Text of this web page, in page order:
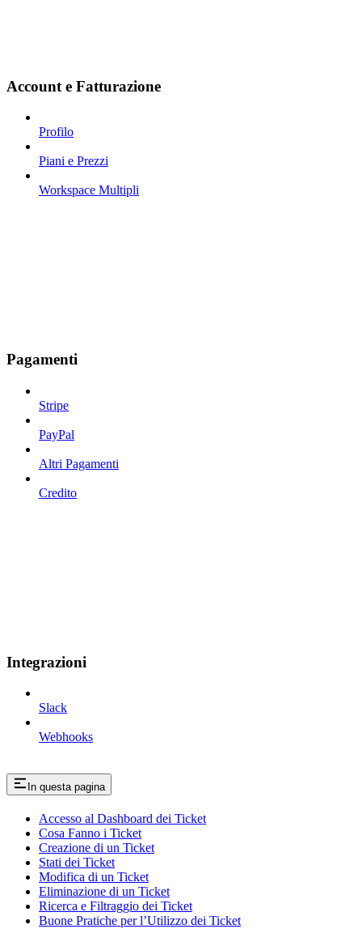
Account e Fatturazione
Profilo
Piani e Prezzi
Workspace Multipli
Pagamenti
Stripe
PayPal
Altri Pagamenti
Credito
Integrazioni
Slack
Webhooks
In questa pagina
Accesso al Dashboard dei Ticket
Cosa Fanno i Ticket
Creazione di un Ticket
Stati dei Ticket
Modifica di un Ticket
Eliminazione di un Ticket
Ricerca e Filtraggio dei Ticket
Buone Pratiche per l’Utilizzo dei Ticket